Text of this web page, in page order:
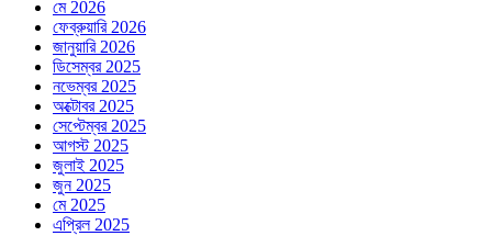
মে 2026
ফেব্রুয়ারি 2026
জানুয়ারি 2026
ডিসেম্বর 2025
নভেম্বর 2025
অক্টোবর 2025
সেপ্টেম্বর 2025
আগস্ট 2025
জুলাই 2025
জুন 2025
মে 2025
এপ্রিল 2025